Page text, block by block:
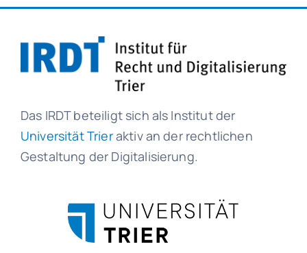
Das IRDT beteiligt sich als Institut der
Universität Trieraktiv an der rechtlichen
Gestaltung der Digitalisierung.